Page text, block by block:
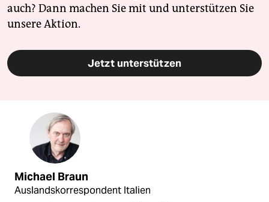
auch? Dann machen Sie mit und unterstützen Sie
unsere Aktion.
Jetzt unterstützen
Michael Braun
Auslandskorrespondent Italien